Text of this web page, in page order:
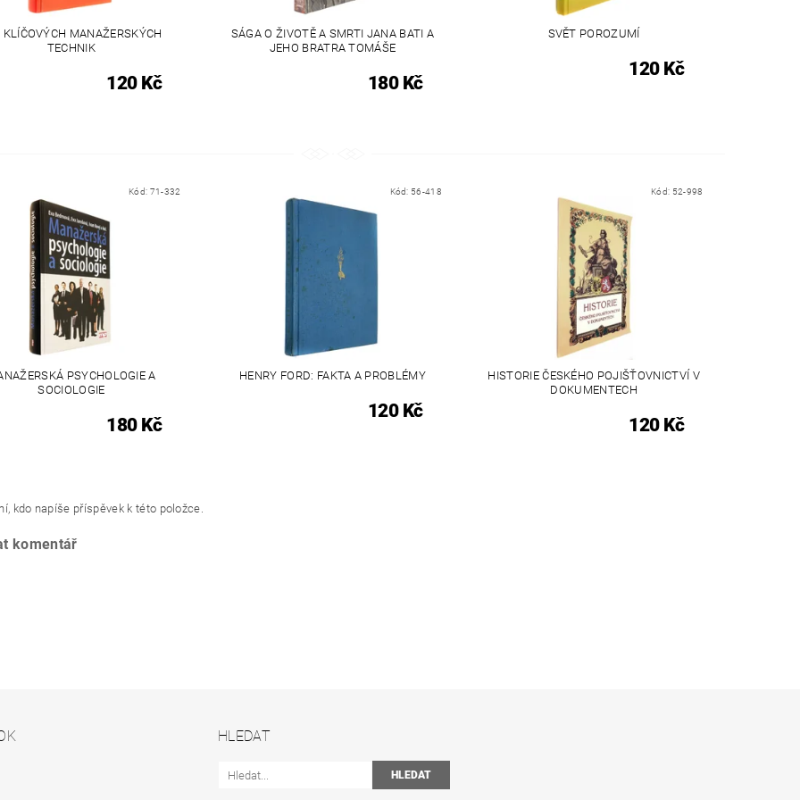
MANAŽERSKÝCH
TECHNIK
120 Kč
SÁGA O ŽIVOTĚ A SMRTI JANA BATI A
JEHO BRATRA TOMÁŠE
180 Kč
SVĚT POROZUMÍ
120 Kč
Kód: 71-332
PSYCHOLOGIE A
SOCIOLOGIE
180 Kč
Kód: 56-418
HENRY FORD: FAKTA A PROBLÉMY
120 Kč
Kód: 52-998
HISTORIE ČESKÉHO POJIŠŤOVNICTVÍ V
DOKUMENTECH
120 Kč
kdo napíše příspěvek k této položce.
komentář
HLEDAT